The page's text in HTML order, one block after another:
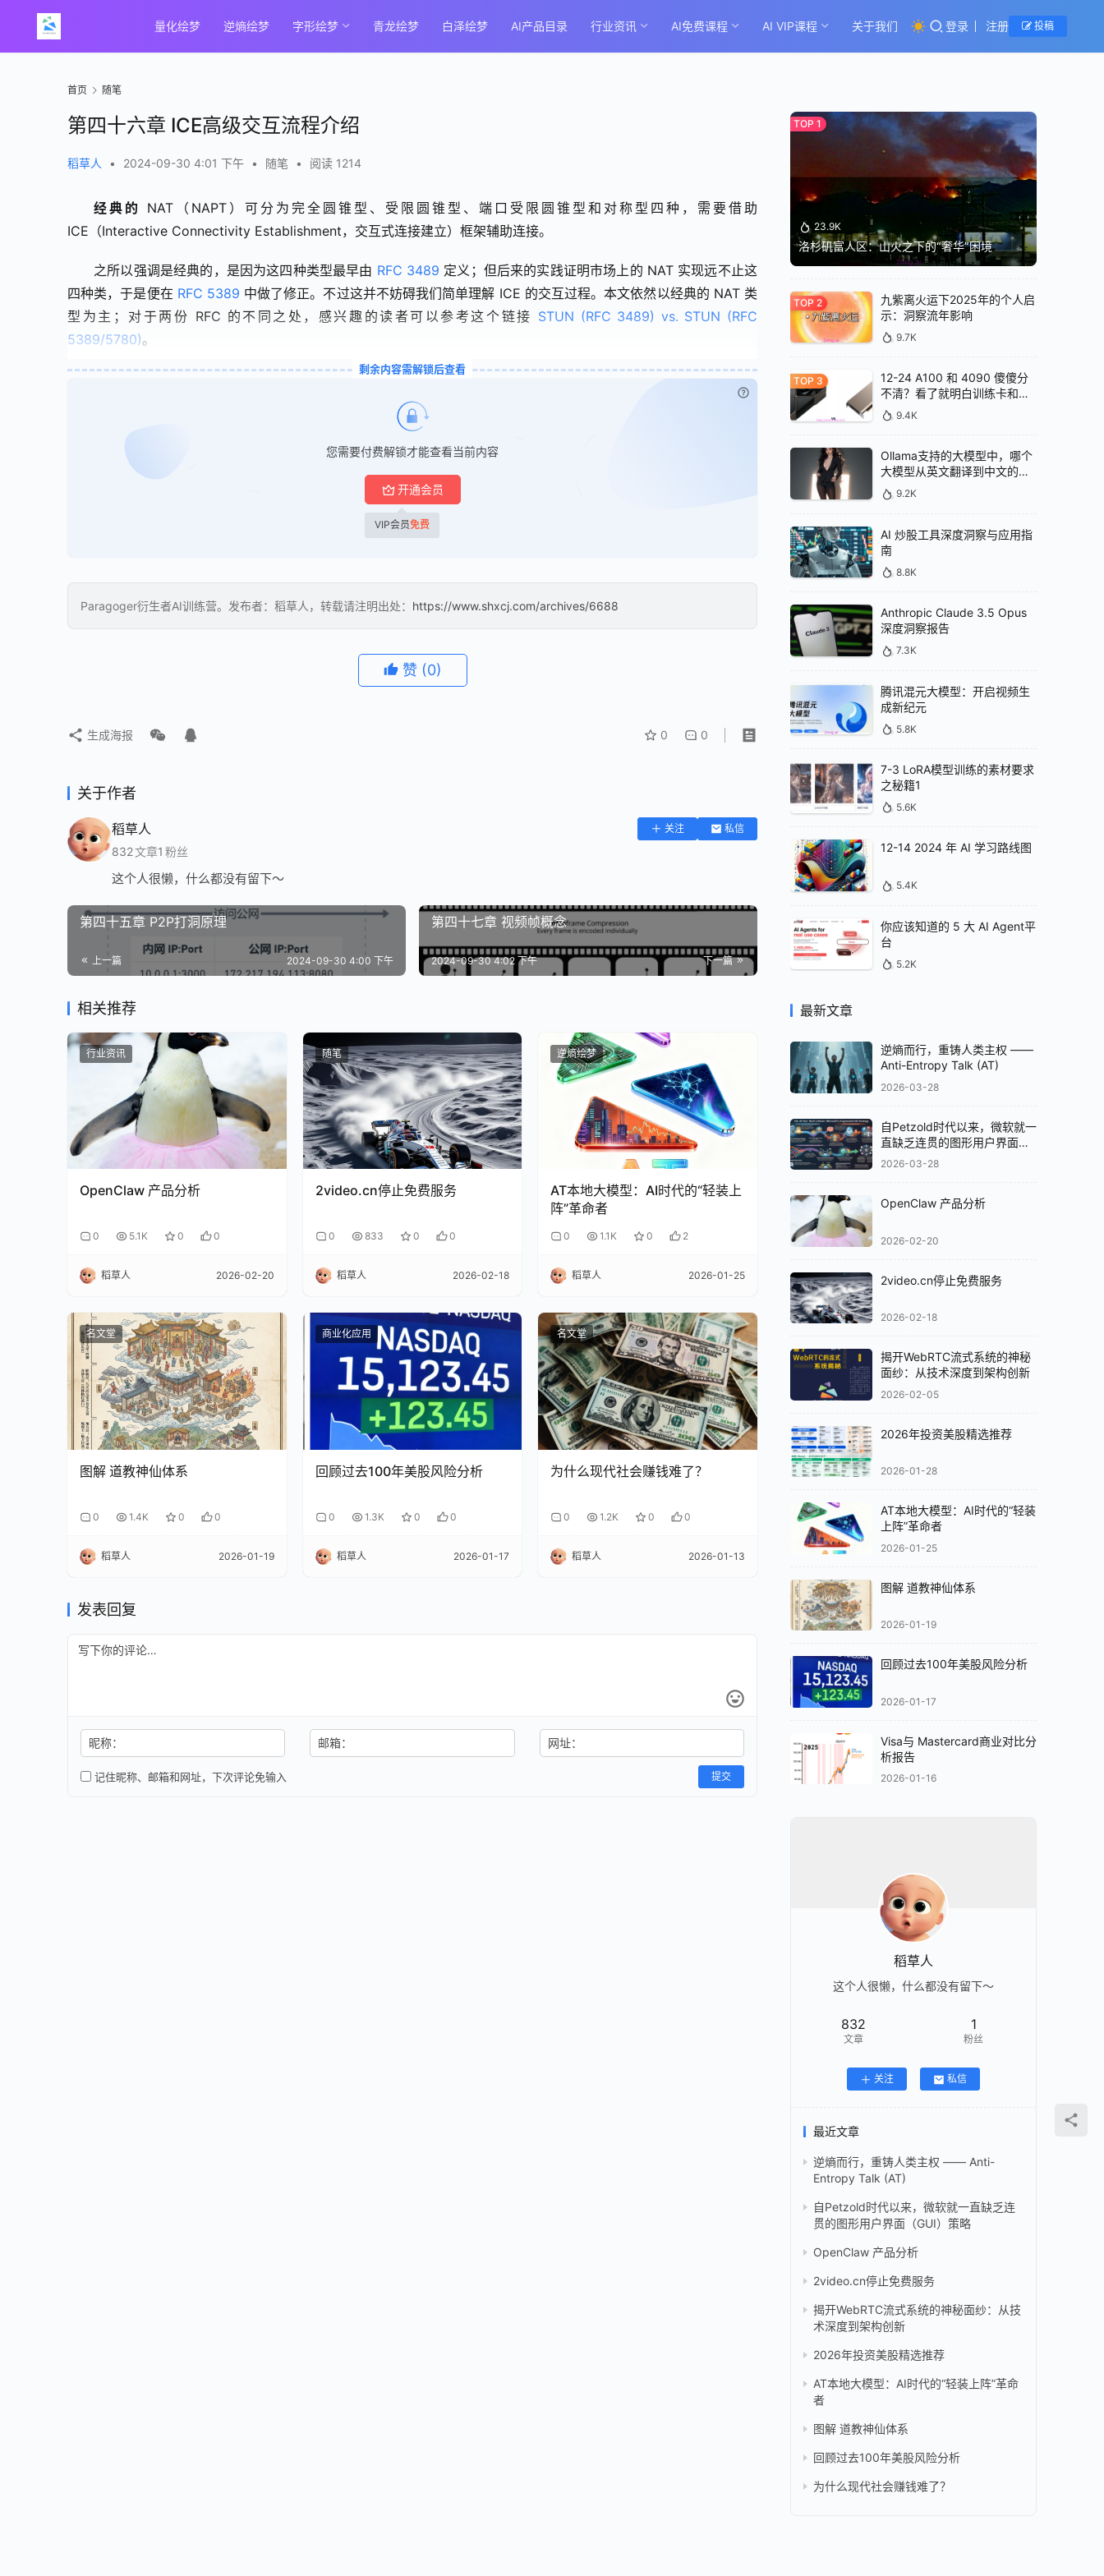
量化绘梦 逆熵绘梦 字形绘梦 青龙绘梦 白泽绘梦 AI产品目录 行业资讯 AI免费课程 AI VIP课程 关于我们 登录 注册 投稿
首页 随笔
第四十六章 ICE高级交互流程介绍
稻草人 • 2024-09-30 4:01 下午 • 随笔 • 阅读 1214
经典的
NAT（NAPT）可分为完全圆锥型、受限圆锥型、端口受限圆锥型和对称型四种，需要借助
ICE（Interactive Connectivity Establishment，交互式连接建立）框架辅助连接。
之所以强调是经典的，是因为这四种类型最早由 RFC 3489 定义；但后来的实践证明市场上的 NAT 实现远不止这
四种类，于是便在 RFC 5389 中做了修正。不过这并不妨碍我们简单理解 ICE 的交互过程。本文依然以经典的 NAT 类
型为主；对于两份 RFC 的不同之处，感兴趣的读者可以参考这个链接 STUN (RFC 3489) vs. STUN (RFC
5389/5780)。
剩余内容需解锁后查看
您需要付费解锁才能查看当前内容
开通会员
VIP会员免费
登录 或 刷新
Paragoger衍生者AI训练营。发布者：稻草人，转载请注明出处： https://www.shxcj.com/archives/6688
赞 (0)
0 0
生成海报
关于作者
稻草人 关注 私信
832文章1 粉丝
这个人很懒，什么都没有留下～
第四十五章 P2P打洞原理
上一篇 2024-09-30 4:00 下午
第四十七章 视频帧概念
下一篇
2024-09-30 4:02 下午
相关推荐
行业资讯
OpenClaw 产品分析
0 5.1K 0 0
稻草人 2026-02-20
随笔
2video.cn停止免费服务
0 833 0 0
稻草人 2026-02-18
逆熵绘梦
AT本地大模型：AI时代的“轻装上
阵”革命者
0 1.1K 0 2
稻草人 2026-01-25
名文堂
图解 道教神仙体系
0 1.4K 0 0
稻草人 2026-01-19
商业化应用
回顾过去100年美股风险分析
0 1.3K 0 0
稻草人 2026-01-17
名文堂
为什么现代社会赚钱难了？
0 1.2K 0 0
稻草人 2026-01-13
发表回复
昵称： 邮箱： 网址：
记住昵称、邮箱和网址，下次评论免输入 提交
23.9K
洛杉矶富人区：山火之下的“奢华”困境
九紫离火运下2025年的个人启
示：洞察流年影响
9.7K
12-24 A100 和 4090 傻傻分
不清？看了就明白训练卡和推
理卡的区别
9.4K
Ollama支持的大模型中，哪个
大模型从英文翻译到中文的效
果最好
9.2K
AI 炒股工具深度洞察与应用指
南
8.8K
Anthropic Claude 3.5 Opus
深度洞察报告
7.3K
腾讯混元大模型：开启视频生
成新纪元
5.8K
7-3 LoRA模型训练的素材要求
之秘籍1
5.6K
12-14 2024 年 AI 学习路线图
5.4K
你应该知道的 5 大 AI Agent平
台
5.2K
最新文章
逆熵而行，重铸人类主权 ——
Anti-Entropy Talk (AT)
2026-03-28
自Petzold时代以来，微软就一
直缺乏连贯的图形用户界面
（GUI）策略
2026-03-28
OpenClaw 产品分析
2026-02-20
2video.cn停止免费服务
2026-02-18
揭开WebRTC流式系统的神秘
面纱：从技术深度到架构创新
2026-02-05
2026年投资美股精选推荐
2026-01-28
AT本地大模型：AI时代的“轻装
上阵”革命者
2026-01-25
图解 道教神仙体系
2026-01-19
回顾过去100年美股风险分析
2026-01-17
Visa与 Mastercard商业对比分
析报告
2026-01-16
稻草人
这个人很懒，什么都没有留下～
832
文章
1
粉丝
关注 私信
最近文章
逆熵而行，重铸人类主权 —— Anti-
Entropy Talk (AT)
自Petzold时代以来，微软就一直缺乏连
贯的图形用户界面（GUI）策略
OpenClaw 产品分析
2video.cn停止免费服务
揭开WebRTC流式系统的神秘面纱：从技
术深度到架构创新
2026年投资美股精选推荐
AT本地大模型：AI时代的“轻装上阵”革命
者
图解 道教神仙体系
回顾过去100年美股风险分析
为什么现代社会赚钱难了？